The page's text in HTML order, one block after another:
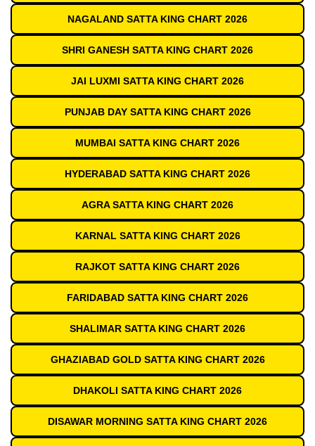
NAGALAND SATTA KING CHART 2026
SHRI GANESH SATTA KING CHART 2026
JAI LUXMI SATTA KING CHART 2026
PUNJAB DAY SATTA KING CHART 2026
MUMBAI SATTA KING CHART 2026
HYDERABAD SATTA KING CHART 2026
AGRA SATTA KING CHART 2026
KARNAL SATTA KING CHART 2026
RAJKOT SATTA KING CHART 2026
FARIDABAD SATTA KING CHART 2026
SHALIMAR SATTA KING CHART 2026
GHAZIABAD GOLD SATTA KING CHART 2026
DHAKOLI SATTA KING CHART 2026
DISAWAR MORNING SATTA KING CHART 2026